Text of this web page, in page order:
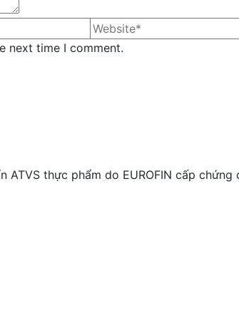
next time I comment.
thực phẩm do EUROFIN cấp chứng